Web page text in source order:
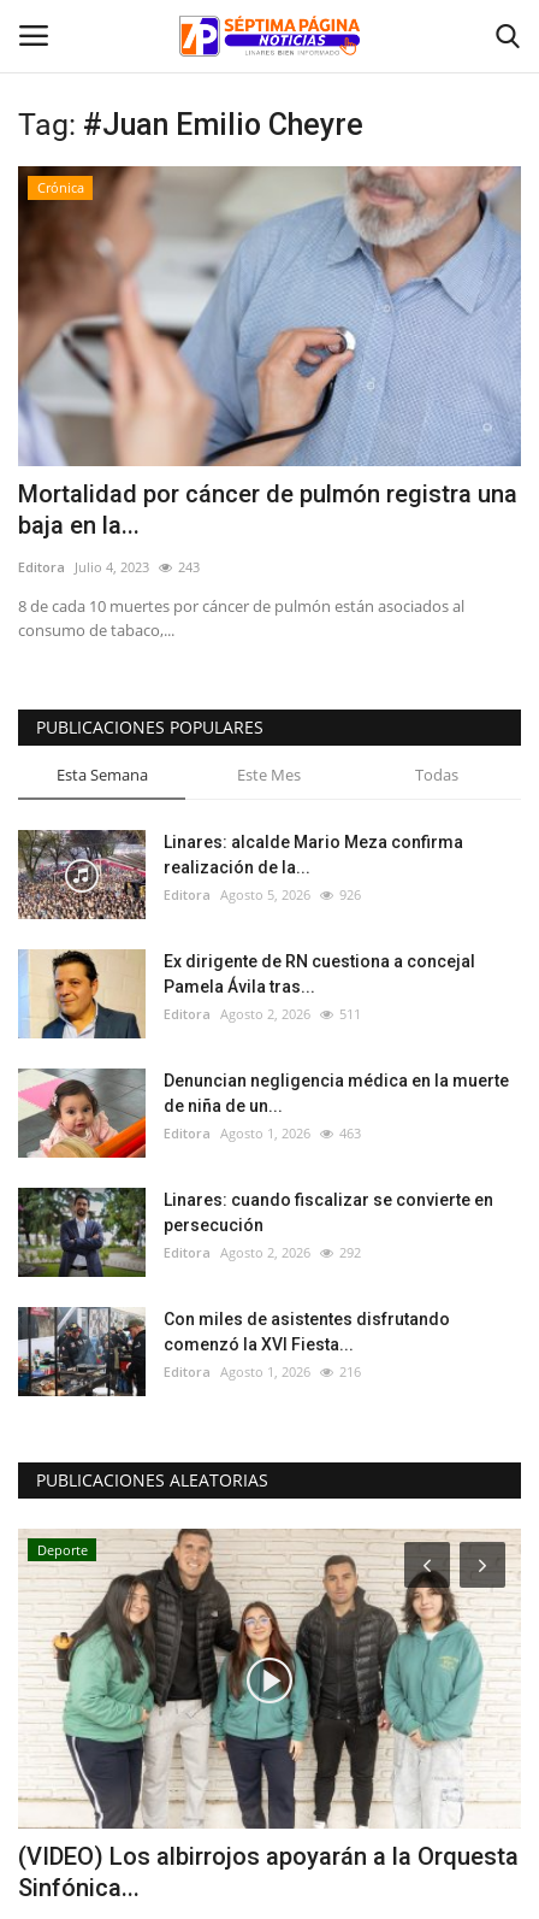
Inicio
Crónica
Policial
Tribunales
Deporte
Política
Espectáculos
Tag: #Juan Emilio Cheyre
Crónica
Mortalidad por cáncer de pulmón registra una
baja en la...
Editora Julio 4, 2023 243
8 de cada 10 muertes por cáncer de pulmón están asociados al
consumo de tabaco,...
PUBLICACIONES POPULARES
Esta Semana Este Mes Todas
Linares: alcalde Mario Meza confirma
realización de la...
Editora Agosto 5, 2026 926
Ex dirigente de RN cuestiona a concejal
Pamela Ávila tras...
Editora Agosto 2, 2026 511
Denuncian negligencia médica en la muerte
de niña de un...
Editora Agosto 1, 2026 463
Linares: cuando fiscalizar se convierte en
persecución
Editora Agosto 2, 2026 292
Con miles de asistentes disfrutando
comenzó la XVI Fiesta...
Editora Agosto 1, 2026 216
PUBLICACIONES ALEATORIAS
Deporte
(VIDEO) Los albirrojos apoyarán a la Orquesta
Sinfónica...